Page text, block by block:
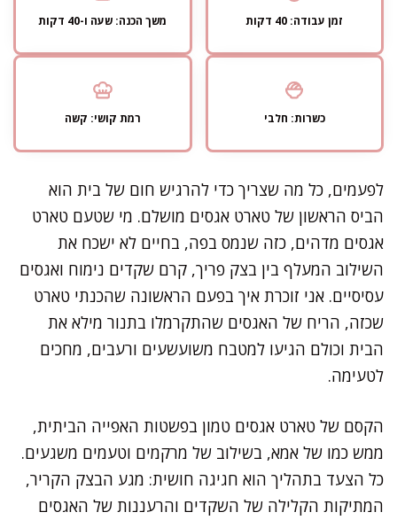
זמן עבודה: 40 דקות משך הכנה: שעה ו-40 דקות
כשרות: חלבי רמת קושי: קשה
לפעמים, כל מה שצריך כדי להרגיש חום של בית הוא
הביס הראשון של טארט אגסים מושלם. מי שטעם טארט
אגסים מדהים, כזה שנמס בפה, בחיים לא ישכח את
השילוב המעלף בין בצק פריך, קרם שקדים נימוח ואגסים
עסיסיים. אני זוכרת איך בפעם הראשונה שהכנתי טארט
שכזה, הריח של האגסים שהתקרמלו בתנור מילא את
הבית וכולם הגיעו למטבח משועשעים ורעבים, מחכים
לטעימה.
הקסם של טארט אגסים טמון בפשטות האפייה הביתית,
ממש כמו של אמא, בשילוב של מרקמים וטעמים משגעים.
כל הצעד בתהליך הוא חגיגה חושית: מגע הבצק הקריר,
המתיקות הקלילה של השקדים והרעננות של האגסים